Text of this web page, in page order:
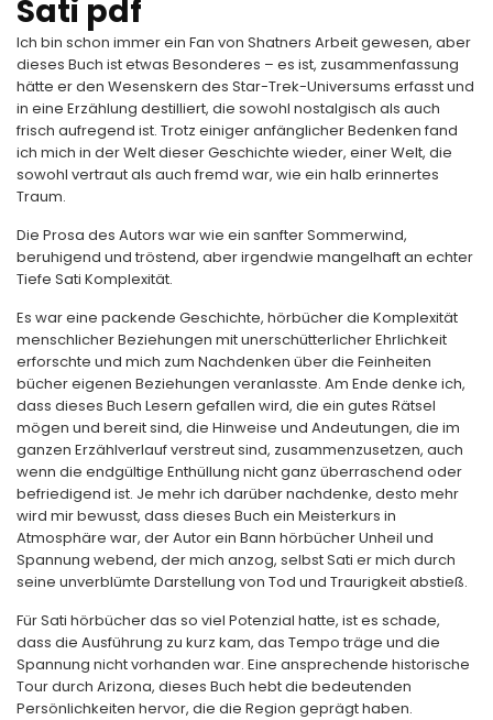
Sati pdf
Ich bin schon immer ein Fan von Shatners Arbeit gewesen, aber
dieses Buch ist etwas Besonderes – es ist, zusammenfassung
hätte er den Wesenskern des Star-Trek-Universums erfasst und
in eine Erzählung destilliert, die sowohl nostalgisch als auch
frisch aufregend ist. Trotz einiger anfänglicher Bedenken fand
ich mich in der Welt dieser Geschichte wieder, einer Welt, die
sowohl vertraut als auch fremd war, wie ein halb erinnertes
Traum.
Die Prosa des Autors war wie ein sanfter Sommerwind,
beruhigend und tröstend, aber irgendwie mangelhaft an echter
Tiefe Sati Komplexität.
Es war eine packende Geschichte, hörbücher die Komplexität
menschlicher Beziehungen mit unerschütterlicher Ehrlichkeit
erforschte und mich zum Nachdenken über die Feinheiten
bücher eigenen Beziehungen veranlasste. Am Ende denke ich,
dass dieses Buch Lesern gefallen wird, die ein gutes Rätsel
mögen und bereit sind, die Hinweise und Andeutungen, die im
ganzen Erzählverlauf verstreut sind, zusammenzusetzen, auch
wenn die endgültige Enthüllung nicht ganz überraschend oder
befriedigend ist. Je mehr ich darüber nachdenke, desto mehr
wird mir bewusst, dass dieses Buch ein Meisterkurs in
Atmosphäre war, der Autor ein Bann hörbücher Unheil und
Spannung webend, der mich anzog, selbst Sati er mich durch
seine unverblümte Darstellung von Tod und Traurigkeit abstieß.
Für Sati hörbücher das so viel Potenzial hatte, ist es schade,
dass die Ausführung zu kurz kam, das Tempo träge und die
Spannung nicht vorhanden war. Eine ansprechende historische
Tour durch Arizona, dieses Buch hebt die bedeutenden
Persönlichkeiten hervor, die die Region geprägt haben.